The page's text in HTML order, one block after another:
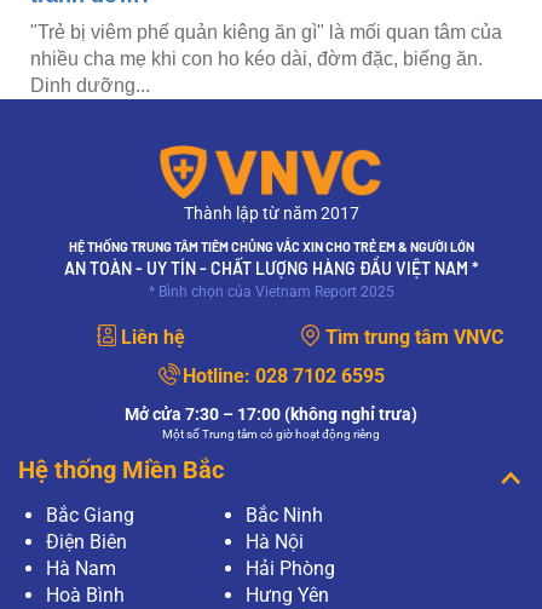
"Trẻ bị viêm phế quản kiêng ăn gì" là mối quan tâm của
nhiều cha mẹ khi con ho kéo dài, đờm đặc, biếng ăn.
Dinh dưỡng...
Thành lập từ năm 2017
HỆ THỐNG TRUNG TÂM TIÊM CHỦNG VẮC XIN CHO TRẺ EM & NGƯỜI LỚN
AN TOÀN - UY TÍN - CHẤT LƯỢNG HÀNG ĐẦU VIỆT NAM *
* Bình chọn của Vietnam Report 2025
Liên hệ
Tìm trung tâm VNVC
Hotline: 028 7102 6595
Mở cửa 7:30 – 17:00 (không nghỉ trưa)
Một số Trung tâm có giờ hoạt động riêng
Hệ thống Miền Bắc
Bắc Giang
Bắc Ninh
Điện Biên
Hà Nội
Hà Nam
Hải Phòng
Hoà Bình
Hưng Yên